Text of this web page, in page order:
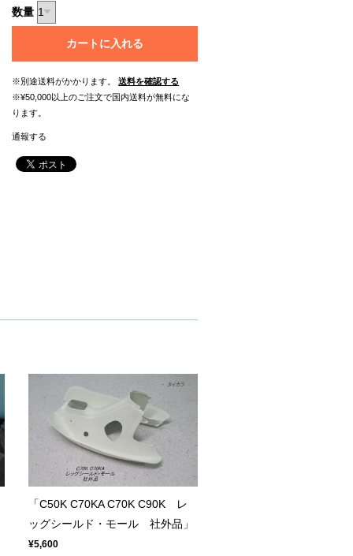
数量
カートに入れる
※別途送料がかかります。
送料を確認する
※¥50,000以上のご注文で国内送料が無料にな
ります。
通報する
「C50K C70KA C70K C90K レ
ッグシールド・モール 社外品」
¥5,600